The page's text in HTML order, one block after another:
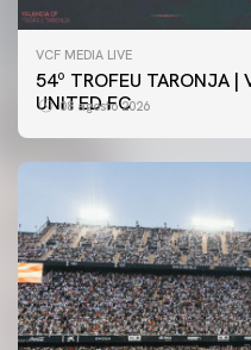
VCF MEDIA LIVE
54º TROFEU TARONJA |
UNITED FC
08 agosto 2026